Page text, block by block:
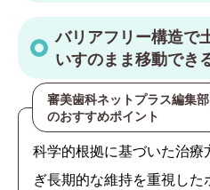
バリアフリー構造で
いすのまま移動でき
審美歯科ネットプラス編集部
のおすすめポイント
科学的根拠に基づいた治
ぎ長期的な維持を重視し